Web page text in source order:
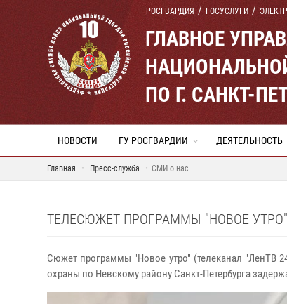
РОСГВАРДИЯ ГОСУСЛУГИ
ГЛАВНОЕ
ПО Г. САНКТ-
НОВОСТИ ГУ РОСГВАРДИИ ДЕЯТЕЛЬНОСТЬ
Главная Пресс-служба СМИ о нас
ТЕЛЕСЮЖЕТ ПРОГРАММЫ "НОВОЕ УТРО"
Сюжет программы "Новое утро" (телеканал "ЛенТВ
охраны по Невскому району Санкт-Петербурга